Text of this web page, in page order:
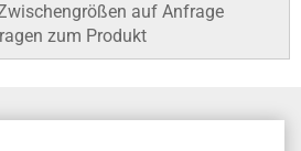
auf Anfrage
zum Produkt